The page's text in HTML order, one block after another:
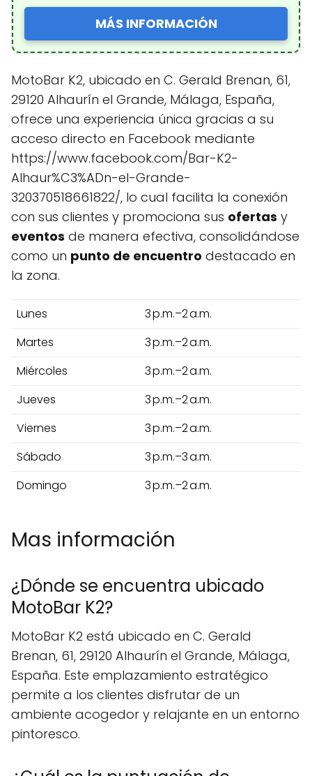
MÁS INFORMACIÓN
MotoBar K2, ubicado en C. Gerald Brenan, 61,
29120 Alhaurín el Grande, Málaga, España,
ofrece una experiencia única gracias a su
acceso directo en Facebook mediante
https://www.facebook.com/Bar-K2-
Alhaur%C3%ADn-el-Grande-
320370518661822/, lo cual facilita la conexión
con sus clientes y promociona sus ofertas y
eventos de manera efectiva, consolidándose
como un punto de encuentro destacado en
la zona.
Lunes
3 p.m.–2 a.m.
Martes
3 p.m.–2 a.m.
Miércoles
3 p.m.–2 a.m.
Jueves
3 p.m.–2 a.m.
Viernes
3 p.m.–2 a.m.
Sábado
3 p.m.–3 a.m.
Domingo
3 p.m.–2 a.m.
Mas información
¿Dónde se encuentra ubicado
MotoBar K2?
MotoBar K2 está ubicado en C. Gerald
Brenan, 61, 29120 Alhaurín el Grande, Málaga,
España. Este emplazamiento estratégico
permite a los clientes disfrutar de un
ambiente acogedor y relajante en un entorno
pintoresco.